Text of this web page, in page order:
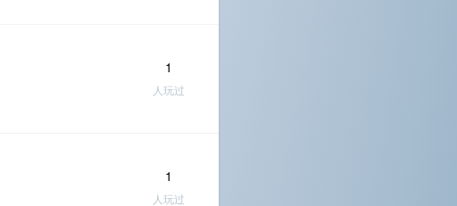
1
人玩过
1
人玩过